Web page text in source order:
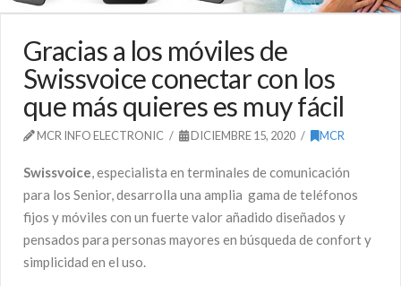
Gracias a los móviles de
Swissvoice conectar con los
que más quieres es muy fácil
MCR INFO ELECTRONIC DICIEMBRE 15, 2020 MCR
Swissvoice, especialista en terminales de comunicación
para los Senior, desarrolla una amplia gama de teléfonos
fijos y móviles con un fuerte valor añadido diseñados y
pensados para personas mayores en búsqueda de confort y
simplicidad en el uso.